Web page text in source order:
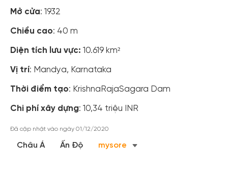
Mở cửa: 1932
Chiều cao: 40 m
Diện tích lưu vực: 10.619 km²
Vị trí: Mandya, Karnataka
Thời điểm tạo: KrishnaRajaSagara Dam
Chi phí xây dựng: 10,34 triệu INR
Đã cập nhật vào ngày 01/12/2020
Châu Á Ấn Độ mysore